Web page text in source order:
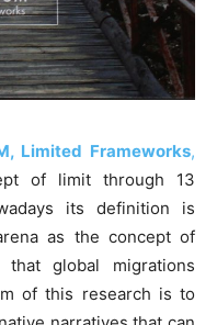
Limited Frameworks,
of limit through 13
its definition is
as the concept of
global migrations
of this research is to